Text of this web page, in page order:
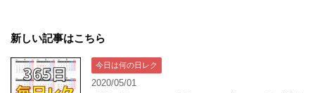
新しい記事はこちら
今日は何の日レク
2020/05/01